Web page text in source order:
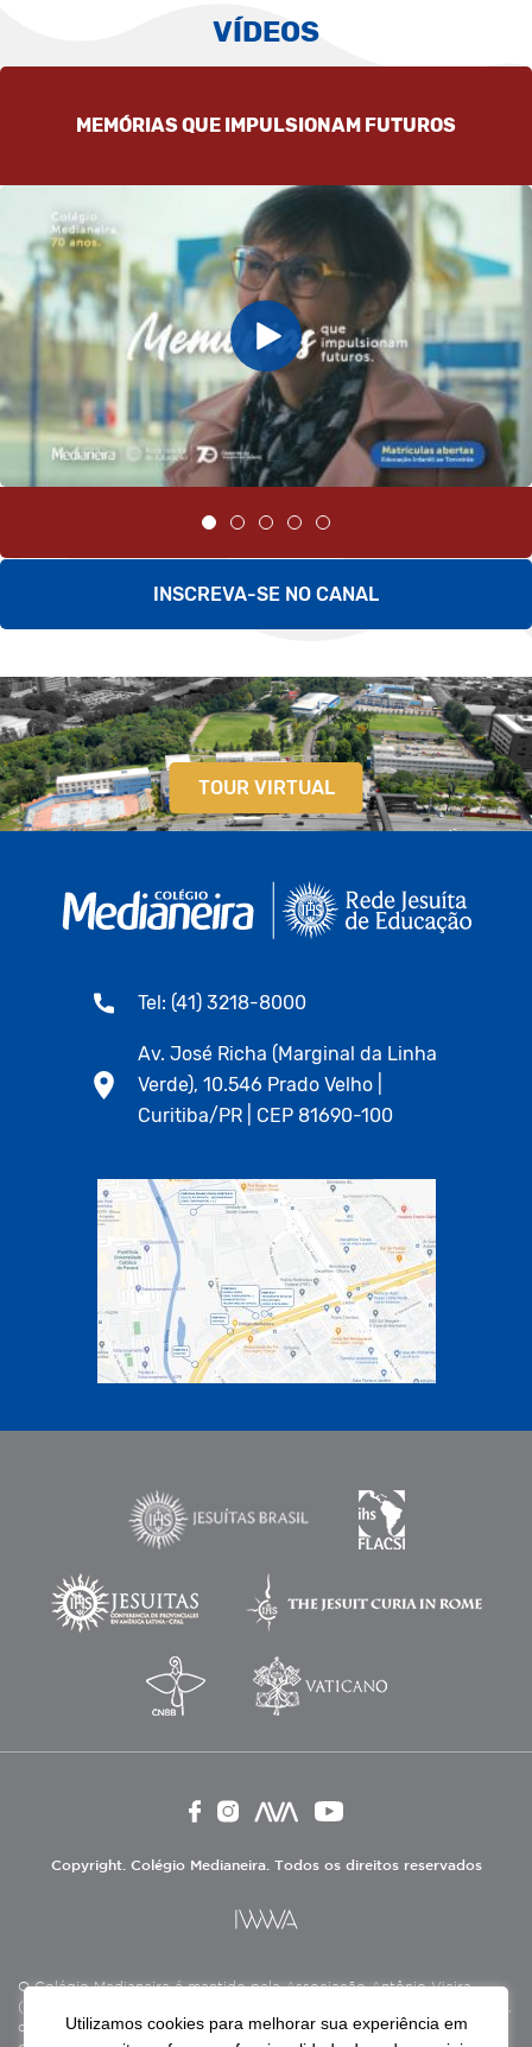
VÍDEOS
MEMÓRIAS QUE IMPULSIONAM FUTUROS
INSCREVA-SE NO CANAL
TOUR VIRTUAL
Tel: (41) 3218-8000
Av. José Richa (Marginal da Linha
Verde), 10.546 Prado Velho |
Curitiba/PR | CEP 81690-100
Copyright. Colégio Medianeira. Todos os direitos reservados
O Colégio Medianeira é mantido pela Associação Antônio Vieira
(ASAV), instituição de direito privado sem fins lucrativos, filantrópica,
de natureza educativa, cultural, assistencial e beneficente, certificada
Utilizamos cookies para melhorar sua experiência em